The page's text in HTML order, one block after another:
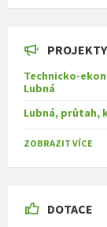
Technicko-
Lubná
Lubná, průtah,
ZOBRAZIT VÍCE
DOTACE